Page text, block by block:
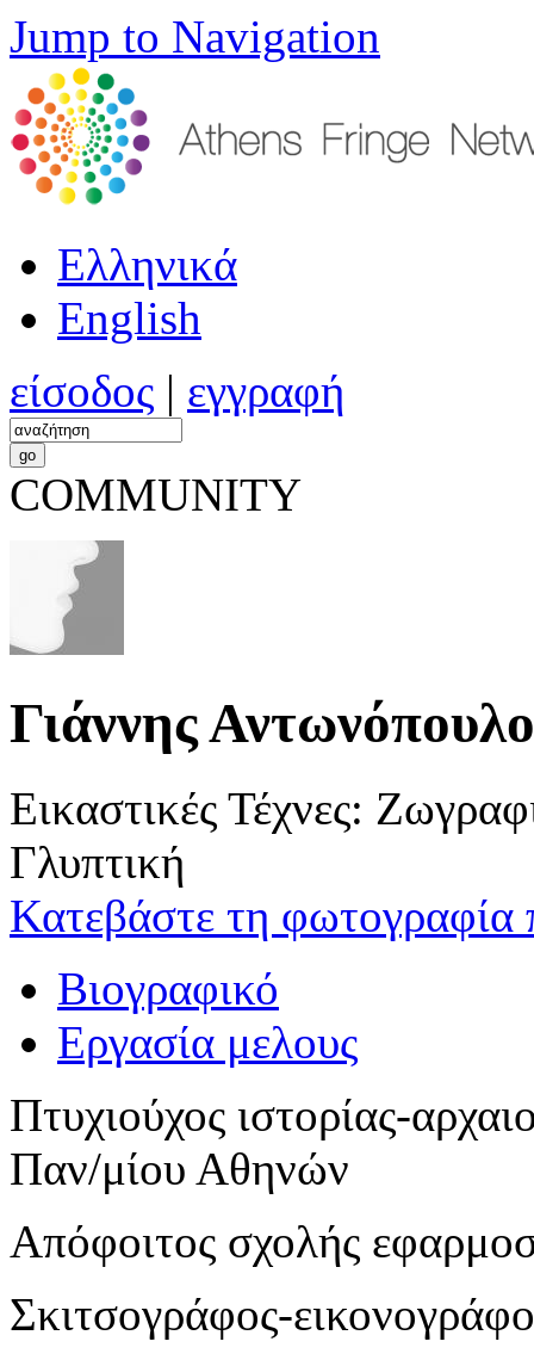
Jump to Navigation
Ελληνικά
English
είσοδος | εγγραφή
COMMUNITY
Γιάννης
Εικαστικές Τέχνες:
Γλυπτική
Κατεβάστε τη φωτογραφία
Βιογραφικό
Εργασία μελους
Πτυχιούχος ιστορίας-
Παν/μίου Αθηνών
Απόφοιτος σχολής
Σκιτσογράφος-